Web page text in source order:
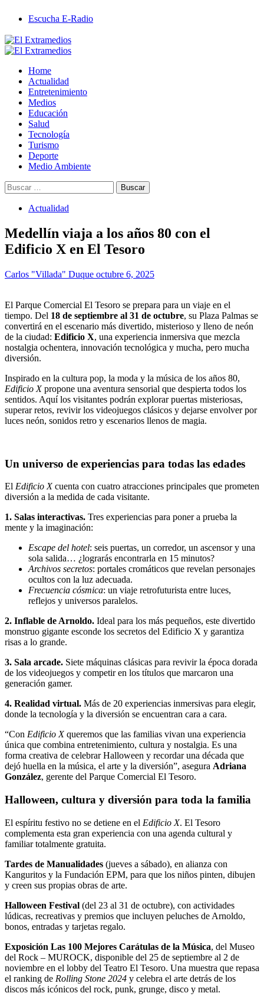
contenido
Escucha E-Radio
Primary
Home
Actualidad
Entretenimiento
Medios
Educación
Salud
Tecnología
Turismo
Deporte
Medio Ambiente
Buscar:
Actualidad
Medellín viaja a los años 80 con el
Edificio X en El Tesoro
Carlos "Villada" Duque octubre 6, 2025
El Parque Comercial El Tesoro se prepara para un viaje en el
tiempo. Del 18 de septiembre al 31 de octubre, su Plaza Palmas se
convertirá en el escenario más divertido, misterioso y lleno de neón
de la ciudad: Edificio X, una experiencia inmersiva que mezcla
nostalgia ochentera, innovación tecnológica y mucha, pero mucha
diversión.
Inspirado en la cultura pop, la moda y la música de los años 80,
Edificio Xpropone una aventura sensorial que despierta todos los
sentidos. Aquí los visitantes podrán explorar puertas misteriosas,
superar retos, revivir los videojuegos clásicos y dejarse envolver por
luces neón, sonidos retro y escenarios llenos de magia.
Un universo de experiencias para todas las edades
El Edificio Xcuenta con cuatro atracciones principales que prometen
diversión a la medida de cada visitante.
1. Salas interactivas. Tres experiencias para poner a prueba la
mente y la imaginación:
Escape del hotel: seis puertas, un corredor, un ascensor y una
sola salida… ¿lograrás encontrarla en 15 minutos?
Archivos secretos: portales cromáticos que revelan personajes
ocultos con la luz adecuada.
Frecuencia cósmica: un viaje retrofuturista entre luces,
reflejos y universos paralelos.
2. Inflable de Arnoldo. Ideal para los más pequeños, este divertido
monstruo gigante esconde los secretos del Edificio X y garantiza
risas a lo grande.
3. Sala arcade. Siete máquinas clásicas para revivir la época dorada
de los videojuegos y competir en los títulos que marcaron una
generación gamer.
4. Realidad virtual. Más de 20 experiencias inmersivas para elegir,
donde la tecnología y la diversión se encuentran cara a cara.
“Con Edificio Xqueremos que las familias vivan una experiencia
única que combina entretenimiento, cultura y nostalgia. Es una
forma creativa de celebrar Halloween y recordar una década que
dejó huella en la música, el arte y la diversión”, asegura Adriana
González, gerente del Parque Comercial El Tesoro.
Halloween, cultura y diversión para toda la familia
El espíritu festivo no se detiene en el Edificio X. El Tesoro
complementa esta gran experiencia con una agenda cultural y
familiar totalmente gratuita.
Tardes de Manualidades (jueves a sábado), en alianza con
Kanguritos y la Fundación EPM, para que los niños pinten, dibujen
y creen sus propias obras de arte.
Halloween Festival (del 23 al 31 de octubre), con actividades
lúdicas, recreativas y premios que incluyen peluches de Arnoldo,
bonos, entradas y tarjetas regalo.
Exposición Las 100 Mejores Carátulas de la Música, del Museo
del Rock – MUROCK, disponible del 25 de septiembre al 2 de
noviembre en el lobby del Teatro El Tesoro. Una muestra que repasa
el ranking de Rolling Stone 2024 y celebra el arte detrás de los
discos más icónicos del rock, punk, grunge, disco y metal.